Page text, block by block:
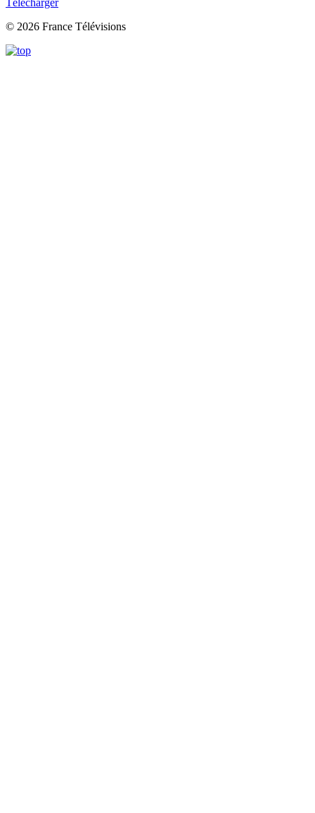
Télécharger
© 2026 France Télévisions